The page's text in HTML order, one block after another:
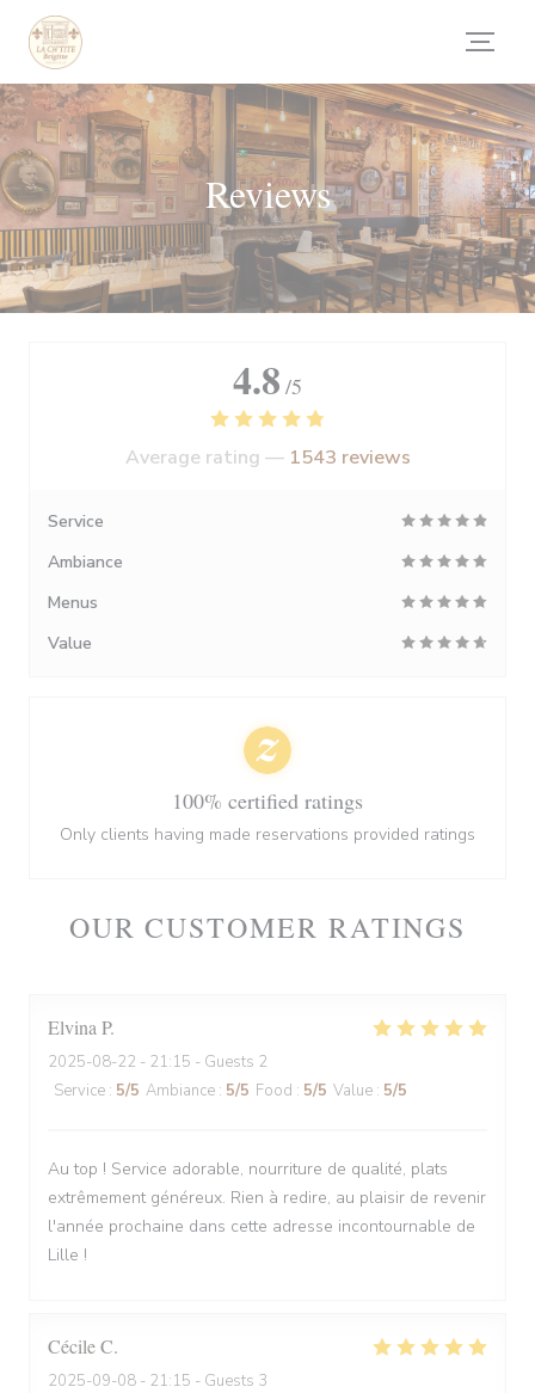
Personalizing your cookie choices
Reviews
OUR CUSTOMER RATINGS
Elvina P
2025-08-22 - 21:15 - Guests 2
Service : 5/5 Ambiance : 5/5 Food : 5/5 Value : 5/5
Au top ! Service adorable, nourriture de qualité, plats
extrêmement généreux. Rien à redire, au plaisir de revenir
l'année prochaine dans cette adresse incontournable de
Lille !
CécileC
2025-09-08 - 21:15 - Guests 3
4.8 /5
Average rating — 1543 reviews
Service
Ambiance
Menus
Value
100% certified ratings
Only clients having made reservations provided ratings